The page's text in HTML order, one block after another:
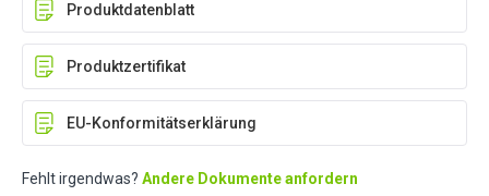
Produktdatenblatt
Produktzertifikat
EU-Konformitätserklärung
Fehlt irgendwas? Andere Dokumente anfordern